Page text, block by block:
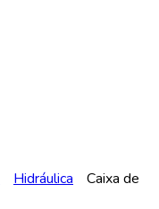
Hidráulica
Caixa de